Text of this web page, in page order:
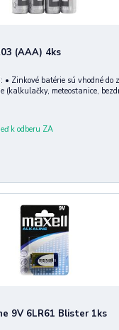
(AAA) 4ks
• Zinkové batérie sú vhodné do
(kalkulačky, meteostanice,
k odberu ZA
9V 6LR61 Blister 1ks